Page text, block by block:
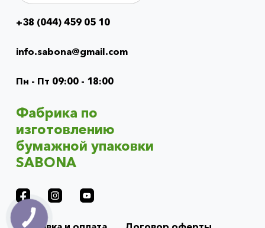
+38 (044) 459 05 10
info.sabona@gmail.com
Пн - Пт 09:00 - 18:00
Фабрика по
изготовлению
бумажной упаковки
SABONA
menu